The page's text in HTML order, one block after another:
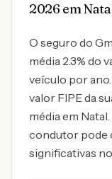
2026 em
O seguro do
média 2.3% do
veículo por
valor FIPE da
média em
condutor pode
significativas